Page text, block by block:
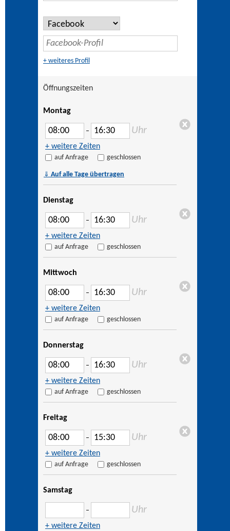
+ weiteres Profil
Öffnungszeiten
Montag
– Uhr
+ weitere Zeiten
auf Anfrage geschlossen
⇓ Auf alle Tage übertragen
Dienstag
– Uhr
+ weitere Zeiten
auf Anfrage geschlossen
Mittwoch
– Uhr
+ weitere Zeiten
auf Anfrage geschlossen
Donnerstag
– Uhr
+ weitere Zeiten
auf Anfrage geschlossen
Freitag
– Uhr
+ weitere Zeiten
auf Anfrage geschlossen
Samstag
– Uhr
+ weitere Zeiten